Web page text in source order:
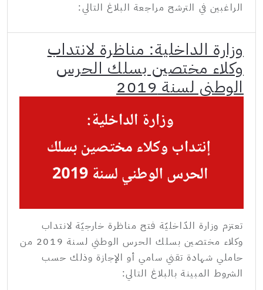
الراغبين في الترشح مراجعة البلاغ التالي:
وزارة الداخلية: مناظرة لانتداب
وكلاء مختصين بسلك الحرس
الوطني لسنة 2019
تعتزم وزارة الدّاخليّة فتح مناظرة خارجيّة لانتداب
وكلاء مختصين بسلك الحرس الوطني لسنة 2019 من
حاملي شهادة تقني سامي أو الإجازة وذلك حسب
الشروط المبينة بالبلاغ التالي: